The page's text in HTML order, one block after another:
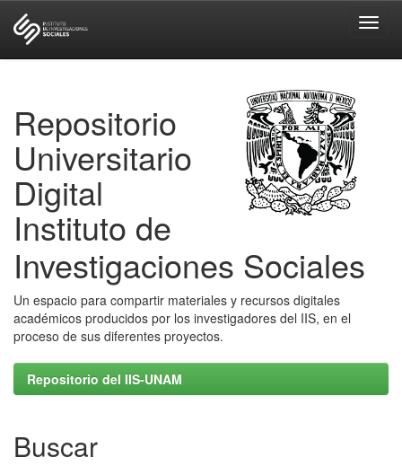
Repositorio
Universitario
Digital
Instituto de
Investigaciones Sociales
Un espacio para compartir materiales y recursos digitales
académicos producidos por los investigadores del IIS, en el
proceso de sus diferentes proyectos.
Repositorio del IIS-UNAM
Buscar